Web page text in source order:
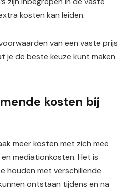
kosten kan leiden.
van een vaste prijs
je de beste keuze kunt maken
kosten bij
meer kosten met zich mee
mediationkosten. Het is
houden met verschillende
ontstaan tijdens en na